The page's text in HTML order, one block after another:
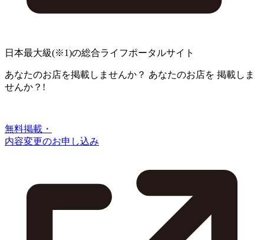
日本最大級(※1)の総合ライフポータルサイト
あなたのお店を掲載しませんか？ あなたのお店を 掲載しま
せんか？!
無料掲載・
内容変更のお申し込み